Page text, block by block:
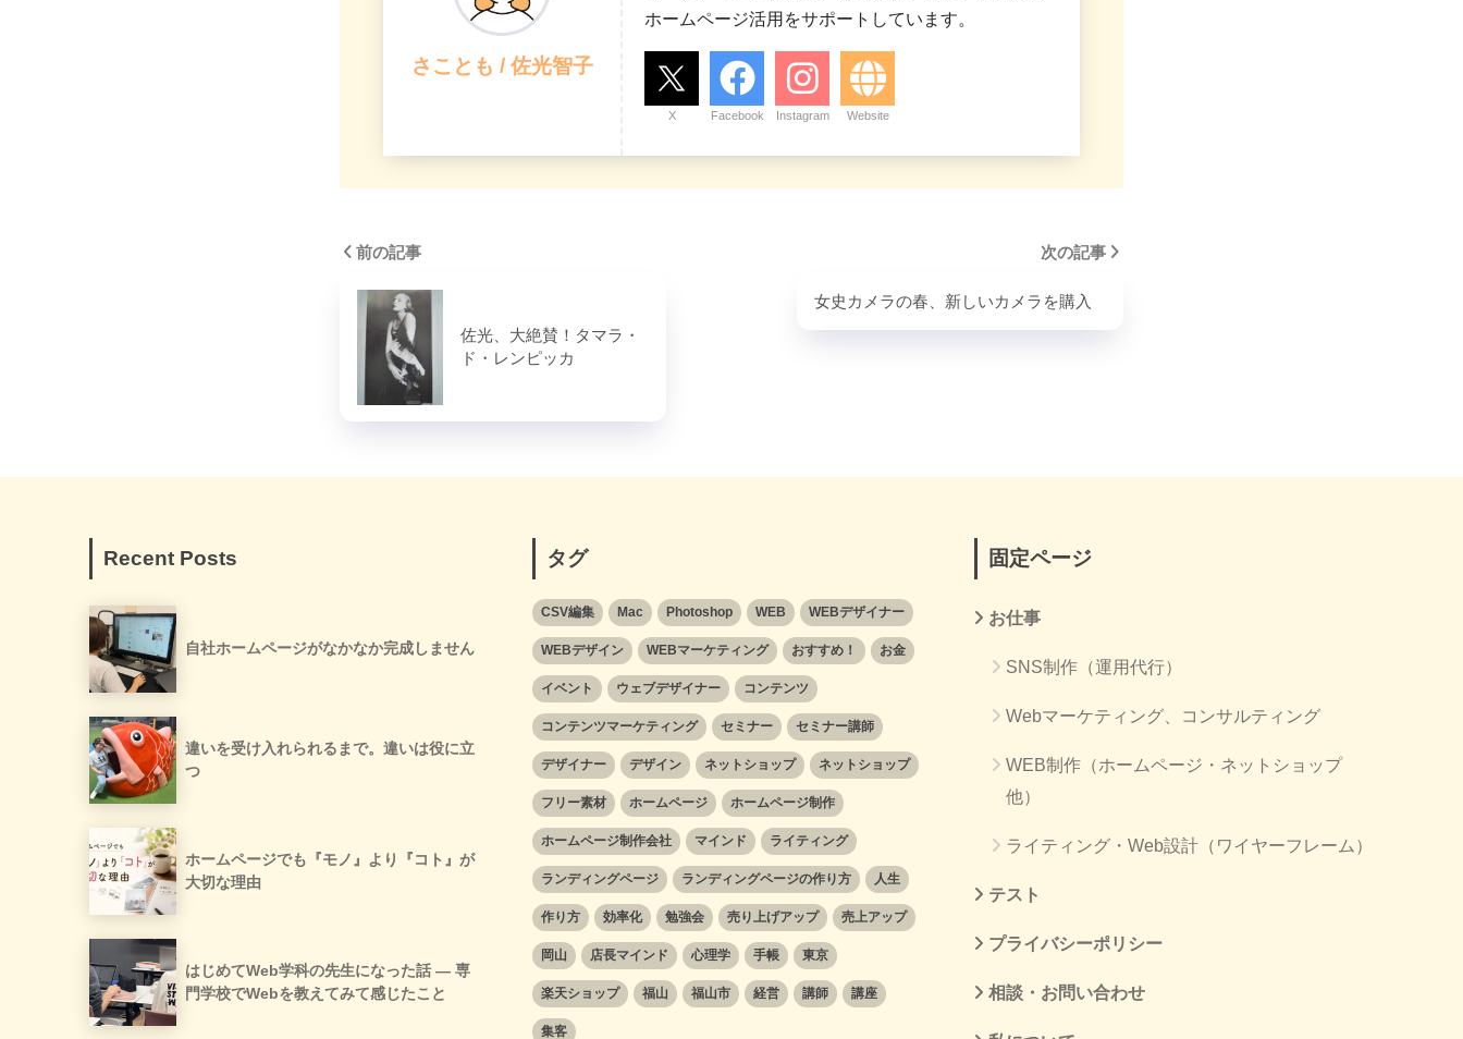
さことも / 佐光智子
ホームページ活用をサポートしています。
X Facebook Instagram Website
前の記事
佐光、大絶賛！タマラ・
ド・レンピッカ
次の記事
女史カメラの春、新しいカメラを購入
Recent Posts
自社ホームページがなかなか完成しません
違いを受け入れられるまで。違いは役に立
つ
ホームページでも『モノ』より『コト』が
大切な理由
はじめてWeb学科の先生になった話 ― 専
門学校でWebを教えてみて感じたこと
タグ
CSV編集 Mac Photoshop WEB WEBデザイナー
WEBデザイン WEBマーケティング おすすめ！ お金
イベント ウェブデザイナー コンテンツ
コンテンツマーケティング セミナー セミナー講師
デザイナー デザイン ネットショップ ネットショップ
フリー素材 ホームページ ホームページ制作
ホームページ制作会社 マインド ライティング
ランディングページ ランディングページの作り方 人生
作り方 効率化 勉強会 売り上げアップ 売上アップ
岡山 店長マインド 心理学 手帳 東京
楽天ショップ 福山 福山市 経営 講師 講座
集客
固定ページ
お仕事
SNS制作（運用代行）
Webマーケティング、コンサルティング
WEB制作（ホームページ・ネットショップ
他）
ライティング・Web設計（ワイヤーフレーム）
テスト
プライバシーポリシー
相談・お問い合わせ